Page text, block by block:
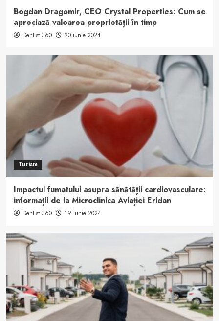
Bogdan Dragomir, CEO Crystal Properties: Cum se
apreciază valoarea proprietății în timp
Dentist 360 20 iunie 2024
Turism
Impactul fumatului asupra sănătății cardiovasculare:
informații de la Microclinica Aviației Eridan
Dentist 360 19 iunie 2024